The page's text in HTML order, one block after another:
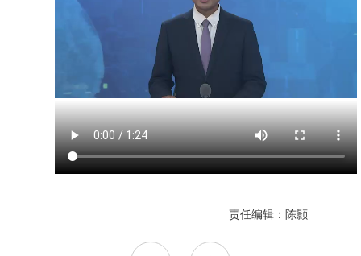
责任编辑：陈颢